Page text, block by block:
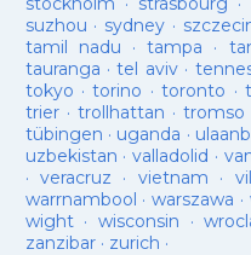
suzhou · sydney ·
tamil nadu ·tampa ·
tauranga ·tel aviv·
tokyo ·torino ·toronto ·
trier· trollhattan · tromso
tübingen · uganda ·
uzbekistan · valladolid ·
· veracruz · vietnam ·
warrnambool ·warszawa ·
wight· wisconsin ·
zanzibar· zurich ·